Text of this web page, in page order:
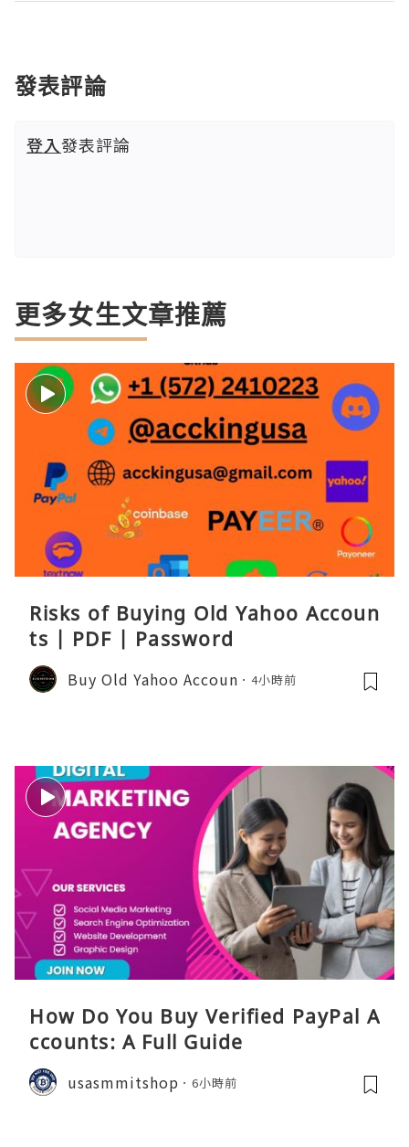
發表評論
登入發表評論
更多女生文章推薦
Risks of Buying Old Yahoo Accoun
ts | PDF | Password
Buy Old Yahoo Accoun 4小時前
How Do You Buy Verified PayPal A
ccounts: A Full Guide
usasmmitshop 6小時前